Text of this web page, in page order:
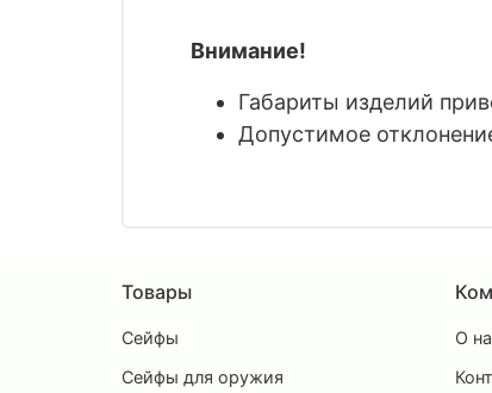
Внимание!
Габариты изделий
Допустимое
Товары
Сейфы
Сейфы для оружия
О